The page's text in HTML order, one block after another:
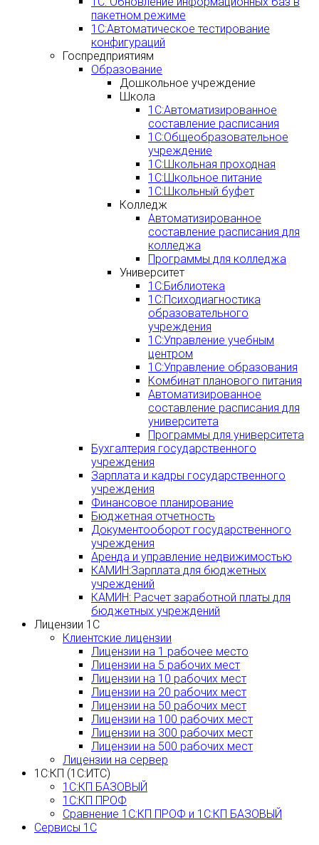
пакетном режиме
1С:Автоматическое тестирование
конфигураций
Госпредприятиям
Образование
Дошкольное учреждение
Школа
1С:Автоматизированное
составление расписания
1С:Общеобразовательное
учреждение
1С:Школьная проходная
1С:Школьное питание
1С:Школьный буфет
Колледж
Автоматизированное
составление расписания для
колледжа
Программы для колледжа
Университет
1С:Библиотека
1С:Психодиагностика
образовательного
учреждения
1С:Управление учебным
центром
1С:Управление образования
Комбинат планового питания
Автоматизированное
составление расписания для
университета
Программы для университета
Бухгалтерия государственного
учреждения
Зарплата и кадры государственного
учреждения
Финансовое планирование
Бюджетная отчетность
Документооборот государственного
учреждения
Аренда и управление недвижимостью
КАМИН:Зарплата для бюджетных
учреждений
КАМИН: Расчет заработной платы для
бюджетных учреждений
Лицензии 1С
Клиентские лицензии
Лицензии на 1 рабочее место
Лицензии на 5 рабочих мест
Лицензии на 10 рабочих мест
Лицензии на 20 рабочих мест
Лицензии на 50 рабочих мест
Лицензии на 100 рабочих мест
Лицензии на 300 рабочих мест
Лицензии на 500 рабочих мест
Лицензии на сервер
1С:КП (1С:ИТС)
1С:КП БАЗОВЫЙ
1С:КП ПРОФ
Сравнение 1С:КП ПРОФ и 1С:КП БАЗОВЫЙ
Сервисы 1С